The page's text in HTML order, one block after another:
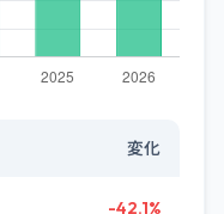
変化
-42.1%